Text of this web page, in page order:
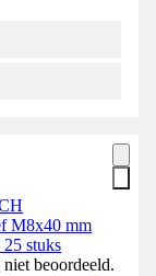
M8x40 mm
stuks
beoordeeld.